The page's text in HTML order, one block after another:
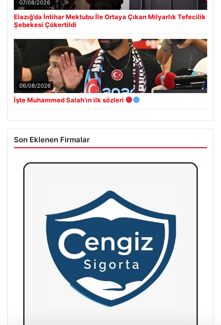
07/08/2026
Elazığ’da İntihar Mektubu İle Ortaya Çıkan Milyarlık Tefecilik
Şebekesi Çökertildi
06/08/2026
İşte Muhammed Salah’ın ilk sözleri
Son Eklenen Firmalar